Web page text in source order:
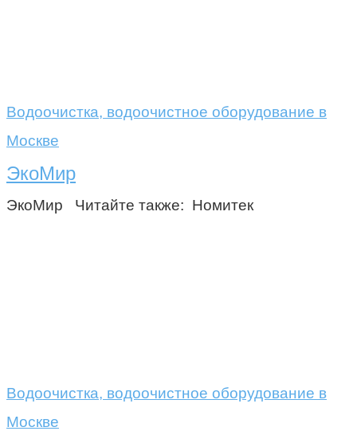
Водоочистка, водоочистное оборудование в
Москве
ЭкоМир
ЭкоМир Читайте также: Номитек
Водоочистка, водоочистное оборудование в
Москве